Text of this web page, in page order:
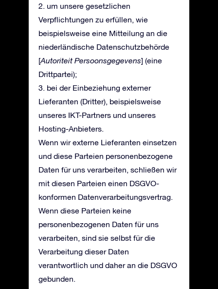
2. um unsere gesetzlichen
Verpflichtungen zu erfüllen, wie
beispielsweise eine Mitteilung an die
niederländische Datenschutzbehörde
[Autoriteit Persoonsgegevens] (eine
Drittpartei);
3. bei der Einbeziehung externer
Lieferanten (Dritter), beispielsweise
unseres IKT-Partners und unseres
Hosting-Anbieters.
Wenn wir externe Lieferanten einsetzen
und diese Parteien personenbezogene
Daten für uns verarbeiten, schließen wir
mit diesen Parteien einen DSGVO-
konformen Datenverarbeitungsvertrag.
Wenn diese Parteien keine
personenbezogenen Daten für uns
verarbeiten, sind sie selbst für die
Verarbeitung dieser Daten
verantwortlich und daher an die DSGVO
gebunden.